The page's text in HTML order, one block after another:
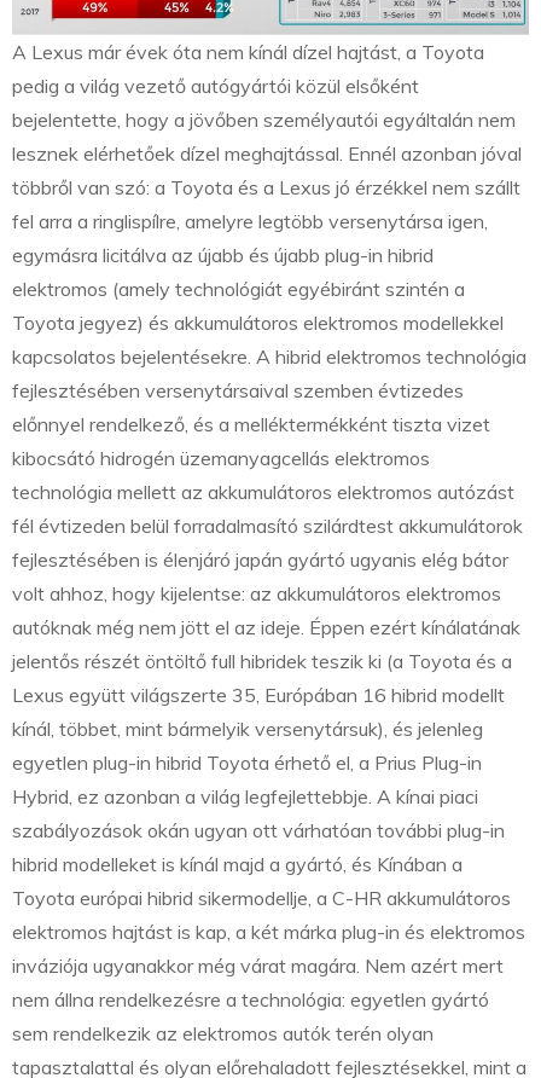
A Lexus már évek óta nem kínál dízel hajtást, a Toyota
pedig a világ vezető autógyártói közül elsőként
bejelentette, hogy a jövőben személyautói egyáltalán nem
lesznek elérhetőek dízel meghajtással. Ennél azonban jóval
többről van szó: a Toyota és a Lexus jó érzékkel nem szállt
fel arra a ringlispílre, amelyre legtöbb versenytársa igen,
egymásra licitálva az újabb és újabb plug-in hibrid
elektromos (amely technológiát egyébiránt szintén a
Toyota jegyez) és akkumulátoros elektromos modellekkel
kapcsolatos bejelentésekre. A hibrid elektromos technológia
fejlesztésében versenytársaival szemben évtizedes
előnnyel rendelkező, és a melléktermékként tiszta vizet
kibocsátó hidrogén üzemanyagcellás elektromos
technológia mellett az akkumulátoros elektromos autózást
fél évtizeden belül forradalmasító szilárdtest akkumulátorok
fejlesztésében is élenjáró japán gyártó ugyanis elég bátor
volt ahhoz, hogy kijelentse: az akkumulátoros elektromos
autóknak még nem jött el az ideje. Éppen ezért kínálatának
jelentős részét öntöltő full hibridek teszik ki (a Toyota és a
Lexus együtt világszerte 35, Európában 16 hibrid modellt
kínál, többet, mint bármelyik versenytársuk), és jelenleg
egyetlen plug-in hibrid Toyota érhető el, a Prius Plug-in
Hybrid, ez azonban a világ legfejlettebbje. A kínai piaci
szabályozások okán ugyan ott várhatóan további plug-in
hibrid modelleket is kínál majd a gyártó, és Kínában a
Toyota európai hibrid sikermodellje, a C-HR akkumulátoros
elektromos hajtást is kap, a két márka plug-in és elektromos
inváziója ugyanakkor még várat magára. Nem azért mert
nem állna rendelkezésre a technológia: egyetlen gyártó
sem rendelkezik az elektromos autók terén olyan
tapasztalattal és olyan előrehaladott fejlesztésekkel, mint a